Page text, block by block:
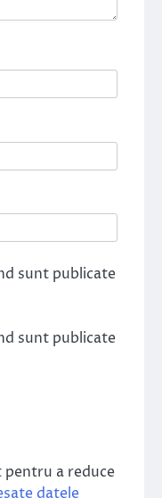
sunt publicate
sunt publicate
pentru a reduce
datele